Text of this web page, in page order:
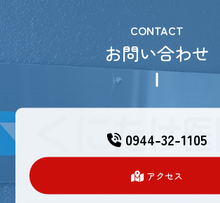
CONTACT
お問い合わせ
0944-32-1105
アクセス